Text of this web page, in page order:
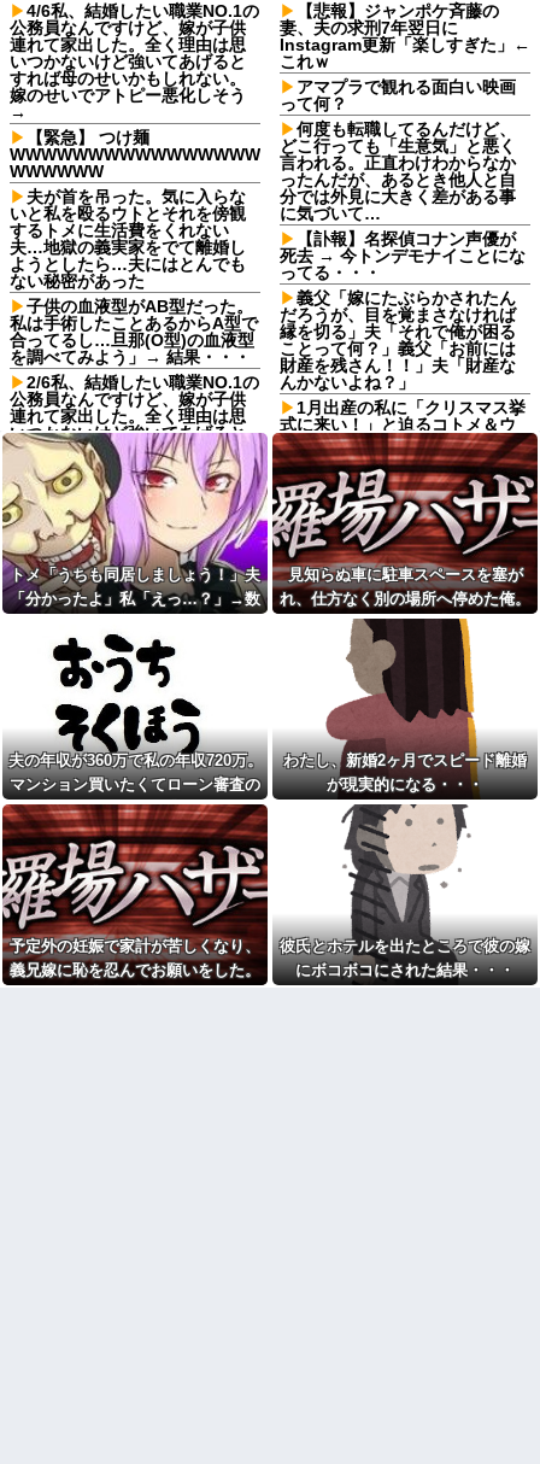
4/6私、結婚したい職業NO.1の
公務員なんですけど、嫁が子供
連れて家出した。全く理由は思
いつかないけど強いてあげると
すれば母のせいかもしれない。
嫁のせいでアトピー悪化しそう
→
【緊急】 つけ麺
WWWWWWWWWWWWWWWW
WWWWWW
夫が首を吊った。気に入らな
いと私を殴るウトとそれを傍観
するトメに生活費をくれない
夫…地獄の義実家をでて離婚し
ようとしたら…夫にはとんでも
ない秘密があった
子供の血液型がAB型だった。
私は手術したことあるからA型で
合ってるし…旦那(O型)の血液型
を調べてみよう」→ 結果・・・
2/6私、結婚したい職業NO.1の
公務員なんですけど、嫁が子供
連れて家出した。全く理由は思
いつかないけど強いてあげると
すれば母のせいかもしれない。
嫁のせいでアトピー悪化しそう
→
夫と義父が私の悪口を言って
た。訳あって夫の食事の用意を
放棄しているのに、夫は無いこ
とを面白おかしく誇張して盛り
上がってる
高齢独身彼女無しなのが不思
議ってよく言われるけど、女と
人付き合いとかめんどくさすぎ
【完結編】友人から俺の嫁と
子が不審な男と歩いてると聞い
た俺。単身赴任先から興信所に
相談した結果
高校の頃、担任と隣のクラス
の担任が結婚。「お祝いに行こ
う！」と結婚式場に突撃した結
果...
母「事故だったのよ」家族
「母さんがわざとやるはずな
い」→嫁が毒を飲まされ子ども
を失ったのに信じてもらえず…
日産e-power、無給油で
1980km走行しギネス記録を達
成！→山頂から下ってるだけで
した…
【悲報】女さん、歩行者を轢
【悲報】ジャンポケ斉藤の
妻、夫の求刑7年翌日に
Instagram更新「楽しすぎた」←
これｗ
アマプラで観れる面白い映画
って何？
何度も転職してるんだけど、
どこ行っても「生意気」と悪く
言われる。正直わけわからなか
ったんだが、あるとき他人と自
分では外見に大きく差がある事
に気づいて…
【訃報】名探偵コナン声優が
死去 → 今トンデモナイことにな
ってる・・・
義父「嫁にたぶらかされたん
だろうが、目を覚まさなければ
縁を切る」夫「それで俺が困る
ことって何？」義父「お前には
財産を残さん！！」夫「財産な
んかないよね？」
1月出産の私に「クリスマス挙
式に来い！」と迫るコトメ＆ウ
ト。正産期だと説明するも「予
定日まで1ヶ月あるだろ！」味方
ゼロの夫と冷え切った家庭の末
路←命より妹を優先する夫とは
離婚一択
岡山県久米南町のビニールハ
ウスからシャインマスカット200
房を盗んだ42歳無職の男逮捕 ネ
ットで販売か 自宅からは300房
発見
孫ってそんなに可愛いです
何を買うにも「単価」と「コ
スパ」を気にする彼女。倹約家
だと思っていたけど、ある行動
を見て考えが変わり…
PTA会長「PTA参加拒否した親
へ最終警告。こうなってもい
い？」 （※画像あり）他
1月出産の私に「クリスマス挙
式に来い！」と迫るコトメ＆ウ
ト。正産期だと説明するも「予
定日まで1ヶ月あるだろ！」味方
ゼロの夫と冷え切った家庭の末
路←命より妹を優先する夫とは
離婚調停中のトメ発言「躾の
なってない嫁に虐げられる息子
が可哀想で可哀想で。私達夫婦
は夜も眠れず主人は心臓病で倒
トメ「うちも同居しましょう！」夫
「分かったよ」私「えっ…？」→数
の中身にトメ絶句…
見知らぬ車に駐車スペースを塞が
れ、仕方なく別の場所へ停めた俺。
気づけばパトカーまで来る騒ぎにな
って…
夫の年収が360万で私の年収720万。
マンション買いたくてローン審査の
用紙書こうとしたら、夫が自分の年
収欄に720万円って記入しやがった
わたし、新婚2ヶ月でスピード離婚
が現実的になる・・・
予定外の妊娠で家計が苦しくなり、
義兄嫁に恥を忍んでお願いをした。
彼氏とホテルを出たところで彼の嫁
にボコボコにされた結果・・・